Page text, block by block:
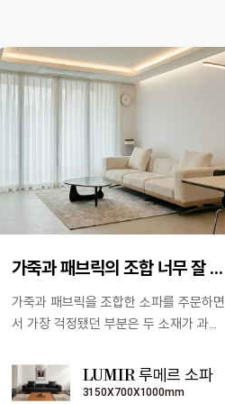
가죽과 패브릭의 조합 너무 잘 선택 한 것 같아요.
가죽과 패브릭을 조합한 소파를 주문하면
서 가장 걱정됐던 부분은 두 소재가 과연
맞춤 제작이라 제작 기간도…
LUMIR 루메르 소파
3150X700X1000mm